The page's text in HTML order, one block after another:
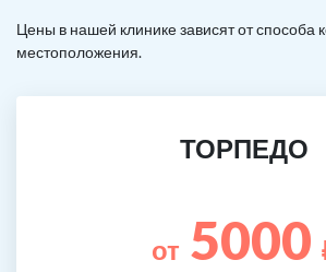
Цены в нашей клинике зависят от способа
местоположения.
ТОРПЕДО
от 5000